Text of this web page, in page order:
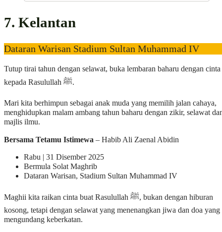
7. Kelantan
Dataran Warisan Stadium Sultan Muhammad IV
Tutup tirai tahun dengan selawat, buka lembaran baharu dengan cinta
kepada Rasulullah ﷺ.
Mari kita berhimpun sebagai anak muda yang memilih jalan cahaya,
menghidupkan malam ambang tahun baharu dengan zikir, selawat
majlis ilmu.
Bersama Tetamu Istimewa – Habib Ali Zaenal Abidin
Rabu | 31 Disember 2025
Bermula Solat Maghrib
Dataran Warisan, Stadium Sultan Muhammad IV
Maghii kita raikan cinta buat Rasulullah ﷺ, bukan dengan hiburan
kosong, tetapi dengan selawat yang menenangkan jiwa dan doa yang
mengundang keberkatan.